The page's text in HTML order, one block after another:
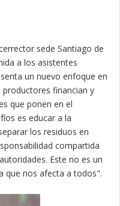
sede Santiago de
a los asistentes
un nuevo enfoque en
financian y
que ponen en el
es educar a la
los residuos en
compartida
Este no es un
que nos afecta a todos".